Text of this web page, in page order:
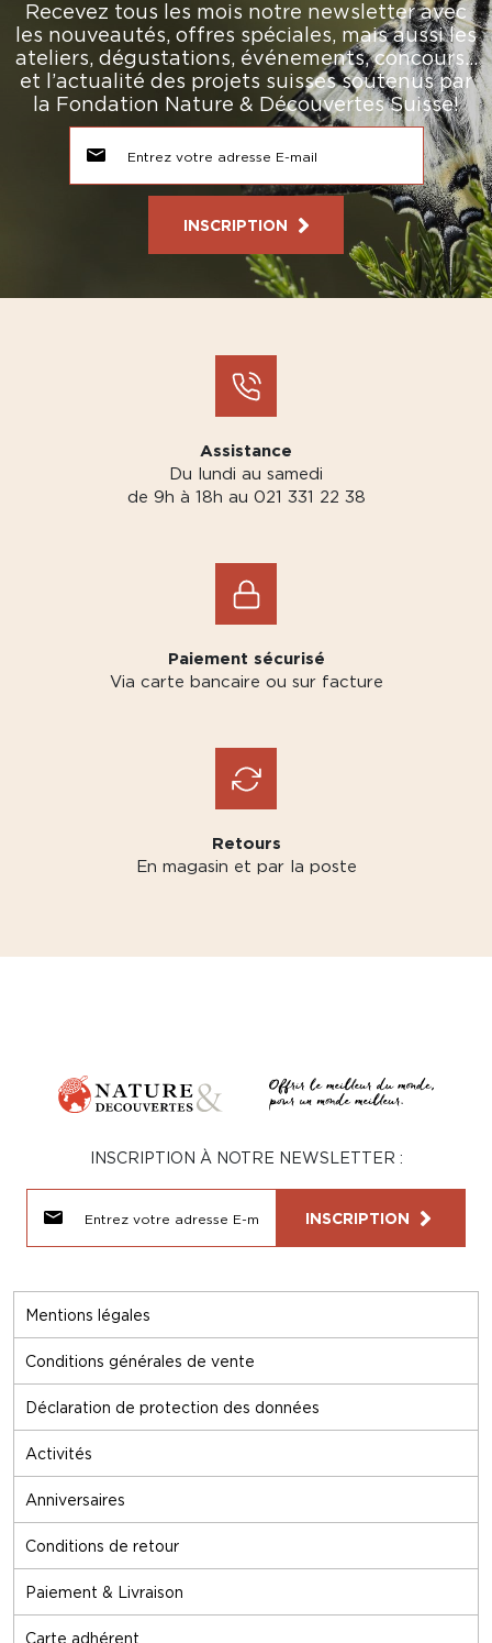
Recevez tous les mois notre newsletter avec
les nouveautés, offres spéciales, mais aussi les
ateliers, dégustations, événements, concours…
et l’actualité des projets suisses soutenus par
la Fondation Nature & Découvertes Suisse!
INSCRIPTION
Assistance
Du lundi au samedi
de 9h à 18h au 021 331 22 38
Paiement sécurisé
Via carte bancaire ou sur facture
Retours
En magasin et par la poste
Mentions légales
Conditions générales de vente
Déclaration de protection des données
Activités
Anniversaires
Conditions de retour
Paiement & Livraison
Carte adhérent
INSCRIPTION À NOTRE NEWSLETTER :
INSCRIPTION